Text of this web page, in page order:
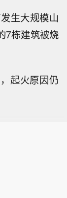
生大规模山
7栋建筑被烧
起火原因仍